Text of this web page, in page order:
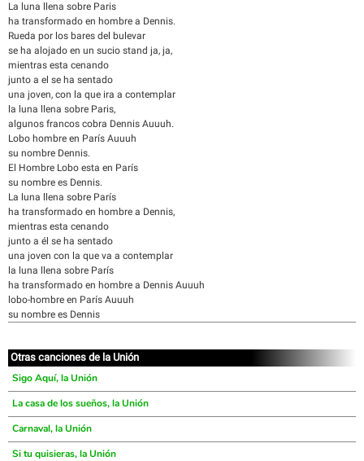
La luna llena sobre Paris
ha transformado en hombre a Dennis.
Rueda por los bares del bulevar
se ha alojado en un sucio stand ja, ja,
mientras esta cenando
junto a el se ha sentado
una joven, con la que ira a contemplar
la luna llena sobre Paris,
algunos francos cobra Dennis Auuuh.
Lobo hombre en París Auuuh
su nombre Dennis.
El Hombre Lobo esta en París
su nombre es Dennis.
La luna llena sobre París
ha transformado en hombre a Dennis,
mientras esta cenando
junto a él se ha sentado
una joven con la que va a contemplar
la luna llena sobre París
ha transformado en hombre a Dennis Auuuh
lobo-hombre en París Auuuh
su nombre es Dennis
Otras canciones de la Unión
Sigo Aquí, la Unión
La casa de los sueños, la Unión
Carnaval, la Unión
Si tu quisieras, la Unión